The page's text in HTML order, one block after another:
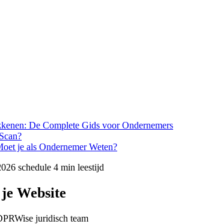
De Complete Gids voor Ondernemers
je als Ondernemer Weten?
schedule 4 min leestijd
Website
juridisch team